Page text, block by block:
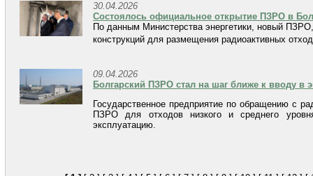
30.04.2026
Состоялось официальное открытие ПЗРО в
По данным Министерства энергетики, новый
конструкций для размещения радиоактивных
09.04.2026
Болгарский ПЗРО стал на шаг ближе к вводу в
Государственное предприятие по обращению с
ПЗРО для отходов низкого и среднего
эксплуатацию.